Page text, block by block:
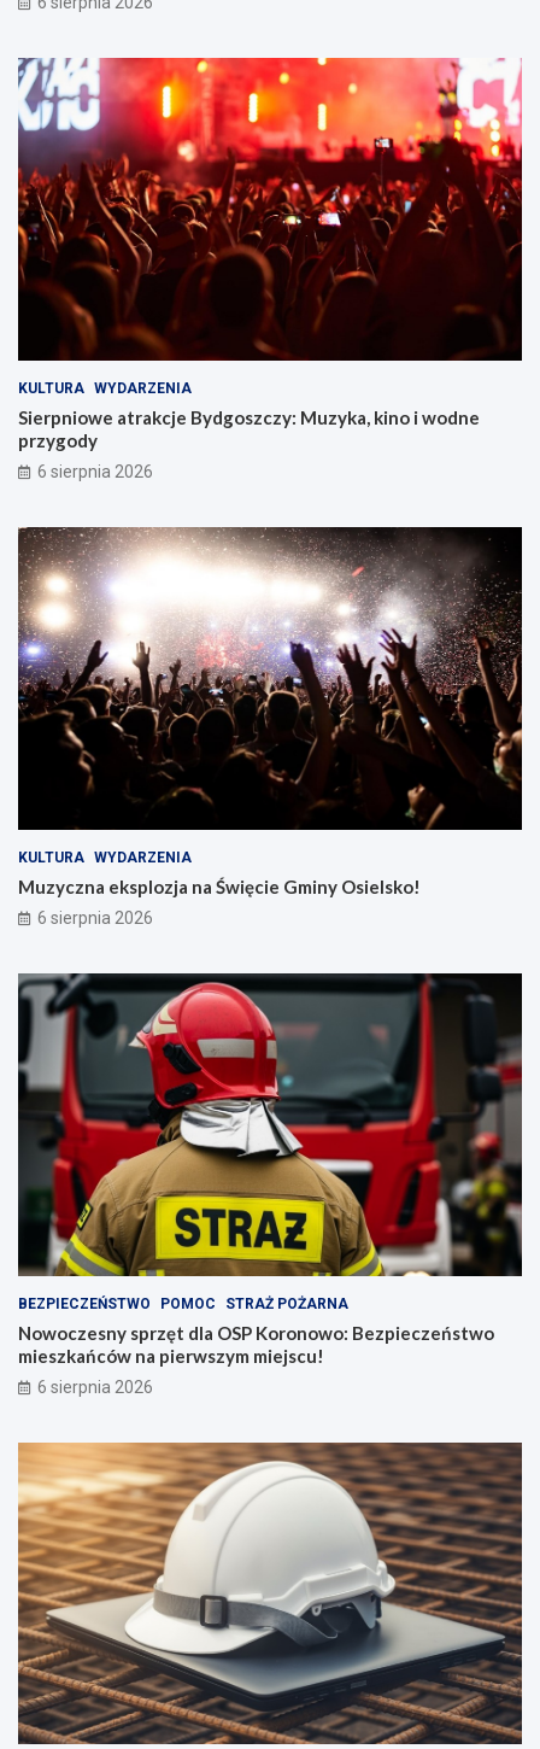
KULTURA WYDARZENIA
Sierpniowe atrakcje Bydgoszczy: Muzyka, kino i wodne
przygody
6 sierpnia 2026
KULTURA WYDARZENIA
Muzyczna eksplozja na Święcie Gminy Osielsko!
6 sierpnia 2026
BEZPIECZEŃSTWO POMOC STRAŻ POŻARNA
Nowoczesny sprzęt dla OSP Koronowo: Bezpieczeństwo
mieszkańców na pierwszym miejscu!
6 sierpnia 2026